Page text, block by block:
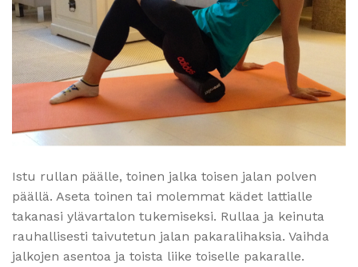
Istu rullan päälle, toinen jalka toisen jalan polven
päällä. Aseta toinen tai molemmat kädet lattialle
takanasi ylävartalon tukemiseksi. Rullaa ja keinuta
rauhallisesti taivutetun jalan pakaralihaksia. Vaihda
jalkojen asentoa ja toista liike toiselle pakaralle.